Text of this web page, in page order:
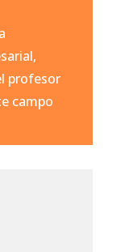
profesor
campo